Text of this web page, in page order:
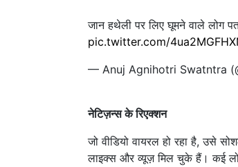
जान हथेली पर लिए घूमने वाले लोग
pic.twitter.com/
— Anuj Agnihotri Swatntra
नेटिज़न्स के रिएक्शन
जो वीडियो वायरल हो रहा है, उसे
लाइक्स और व्यूज़ मिल चुके हैं। कई